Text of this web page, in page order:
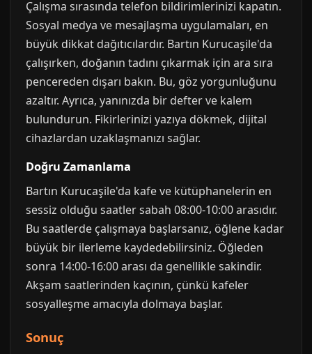
Çalışma sırasında telefon bildirimlerinizi kapatın.
Sosyal medya ve mesajlaşma uygulamaları, en
büyük dikkat dağıtıcılardır. Bartın Kurucaşile'da
çalışırken, doğanın tadını çıkarmak için ara sıra
pencereden dışarı bakın. Bu, göz yorgunluğunu
azaltır. Ayrıca, yanınızda bir defter ve kalem
bulundurun. Fikirlerinizi yazıya dökmek, dijital
cihazlardan uzaklaşmanızı sağlar.
Doğru Zamanlama
Bartın Kurucaşile'da kafe ve kütüphanelerin en
sessiz olduğu saatler sabah 08:00-10:00 arasıdır.
Bu saatlerde çalışmaya başlarsanız, öğlene kadar
büyük bir ilerleme kaydedebilirsiniz. Öğleden
sonra 14:00-16:00 arası da genellikle sakindir.
Akşam saatlerinden kaçının, çünkü kafeler
sosyalleşme amacıyla dolmaya başlar.
Sonuç